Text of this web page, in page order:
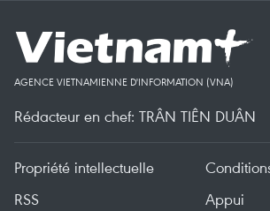
AGENCE VIETNAMIENNE D'INFORMATION (VNA)
Rédacteur en chef: TRÂN TIÊN DUÂN
Propriété intellectuelle
RSS
Appui